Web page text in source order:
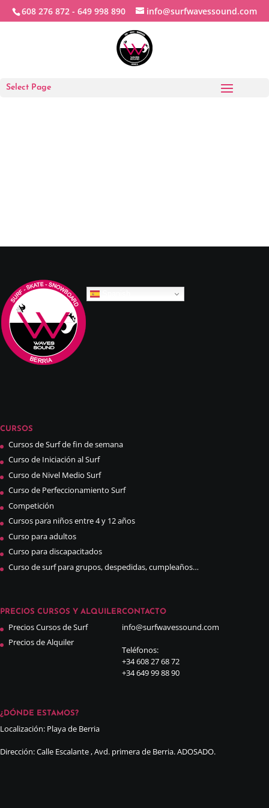
608 276 872 - 649 998 890 info@surfwavessound.com
Select Page
CURSOS
Cursos de Surf de fin de semana
Curso de Iniciación al Surf
Curso de Nivel Medio Surf
Curso de Perfeccionamiento Surf
Competición
Cursos para niños entre 4 y 12 años
Curso para adultos
Curso para discapacitados
Curso de surf para grupos, despedidas, cumpleaños…
PRECIOS CURSOS Y ALQUILER
Precios Cursos de Surf
Precios de Alquiler
CONTACTO
info@surfwavessound.com
Teléfonos:
+34 608 27 68 72
+34 649 99 88 90
¿DÓNDE ESTAMOS?
Localización: Playa de Berria
Dirección: Calle Escalante , Avd. primera de Berria. ADOSADO.